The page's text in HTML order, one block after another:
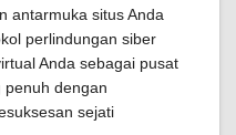
antarmuka situs Anda
perlindungan siber
Anda sebagai pusat
penuh dengan
sejati